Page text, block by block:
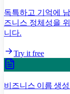
독특하고 기억에
즈니스 정체성을
니다.
Try it free
비즈니스 이름 생